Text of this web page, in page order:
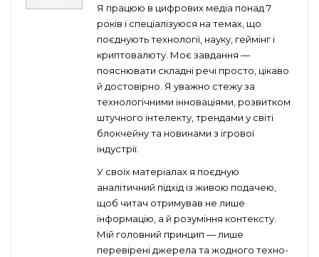
Я працюю в цифрових медіа понад 7
років і спеціалізуюся на темах, що
поєднують технології, науку, геймінг і
криптовалюту. Моє завдання —
пояснювати складні речі просто, цікаво
й достовірно. Я уважно стежу за
технологічними інноваціями, розвитком
штучного інтелекту, трендами у світі
блокчейну та новинами з ігрової
індустрії.
У своїх матеріалах я поєдную
аналітичний підхід із живою подачею,
щоб читач отримував не лише
інформацію, а й розуміння контексту.
Мій головний принцип — лише
перевірені джерела та жодного техно-